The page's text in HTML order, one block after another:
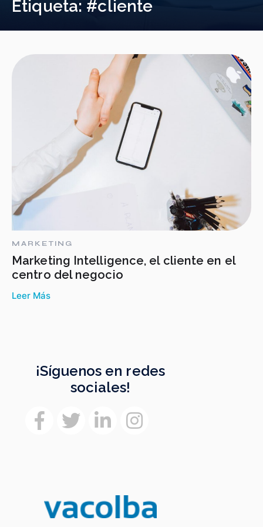
Etiqueta: #cliente
MARKETING
Marketing Intelligence, el cliente en el
centro del negocio
Leer Más
¡Síguenos en redes
sociales!